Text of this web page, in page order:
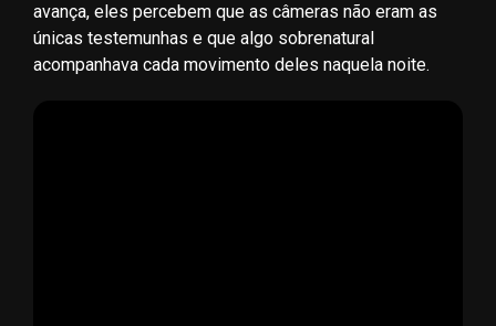
avança, eles percebem que as câmeras não eram as
únicas testemunhas e que algo sobrenatural
acompanhava cada movimento deles naquela noite.